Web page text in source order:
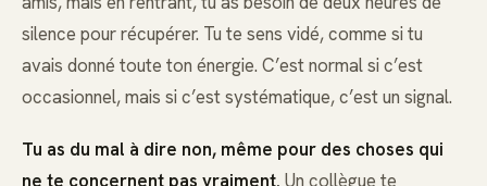
silence pour récupérer. Tu te sens vidé, comme si tu
avais donné toute ton énergie. C’est normal si c’est
occasionnel, mais si c’est systématique, c’est un signal.
Tu as du mal à dire non, même pour des choses qui
ne te concernent pas vraiment. Un collègue te